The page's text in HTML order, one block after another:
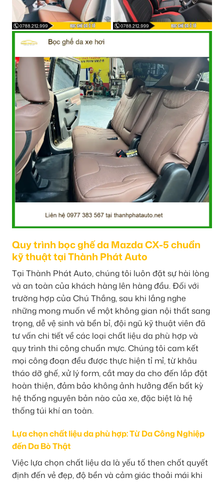
Quy trình bọc ghế da Mazda CX-5 chuẩn
kỹ thuật tại Thành Phát Auto
Tại Thành Phát Auto, chúng tôi luôn đặt sự hài lòng
và an toàn của khách hàng lên hàng đầu. Đối với
trường hợp của Chú Thắng, sau khi lắng nghe
những mong muốn về một không gian nội thất sang
trọng, dễ vệ sinh và bền bỉ, đội ngũ kỹ thuật viên đã
tư vấn chi tiết về các loại chất liệu da phù hợp và
quy trình thi công chuẩn mực. Chúng tôi cam kết
mọi công đoạn đều được thực hiện tỉ mỉ, từ khâu
tháo dỡ ghế, xử lý form, cắt may da cho đến lắp đặt
hoàn thiện, đảm bảo không ảnh hưởng đến bất kỳ
hệ thống nguyên bản nào của xe, đặc biệt là hệ
thống túi khí an toàn.
Lựa chọn chất liệu da phù hợp: Từ Da Công Nghiệp
đến Da Bò Thật
Việc lựa chọn chất liệu da là yếu tố then chốt quyết
định đến vẻ đẹp, độ bền và cảm giác thoải mái khi